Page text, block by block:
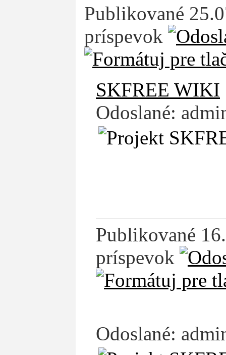
Publikované
príspevok
SKFREE WIKI
Odoslané:
Publikované
príspevok
Odoslané: